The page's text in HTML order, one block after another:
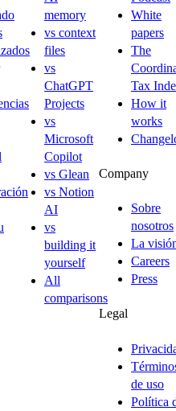
memory
vs context
files
vs
ChatGPT
Projects
vs
Microsoft
Copilot
vs Glean
vs Notion
AI
vs
building it
yourself
All
comparisons
White
papers
The
Tax
How it
works
Company
Sobre
nosotros
La
Careers
Press
Legal
de uso
Política